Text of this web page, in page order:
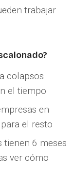
trabajar
colapsos
el tiempo
en
el resto
tienen 6 meses
ver cómo